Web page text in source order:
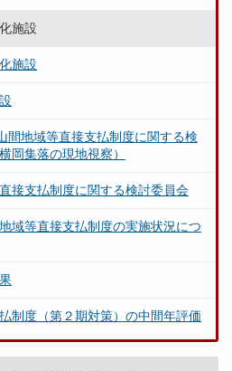
施設
施設
間地域等直接支払制度に関する検
岡集落の現地視察）
接支払制度に関する検討委員会
域等直接支払制度の実施状況につ
制度（第２期対策）の中間年評価